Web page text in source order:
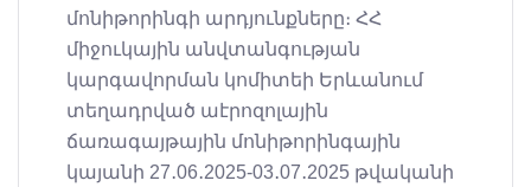
մոնիթորինգի արդյունքները։ ՀՀ
միջուկային անվտանգության
կարգավորման կոմիտեի Երևանում
տեղադրված աէրոզոլային
ճառագայթային մոնիթորինգային
կայանի 27․06․2025-03․07․2025 թվականի